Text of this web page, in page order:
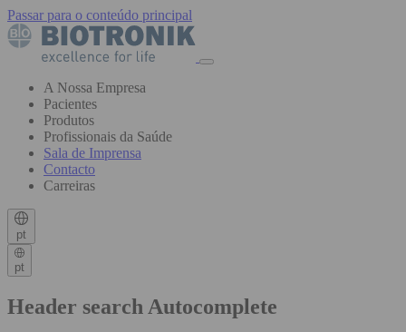
Passar para o conteúdo principal
A Nossa Empresa
Pacientes
Produtos
Profissionais da Saúde
Sala de Imprensa
Contacto
Carreiras
pt
pt
Header search Autocomplete